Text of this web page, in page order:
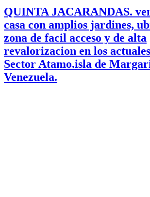
QUINTA JACARANDAS.
casa con amplios jardines,
zona de facil acceso y de alta
revalorizacion en los
Sector Atamo.isla de
Venezuela.